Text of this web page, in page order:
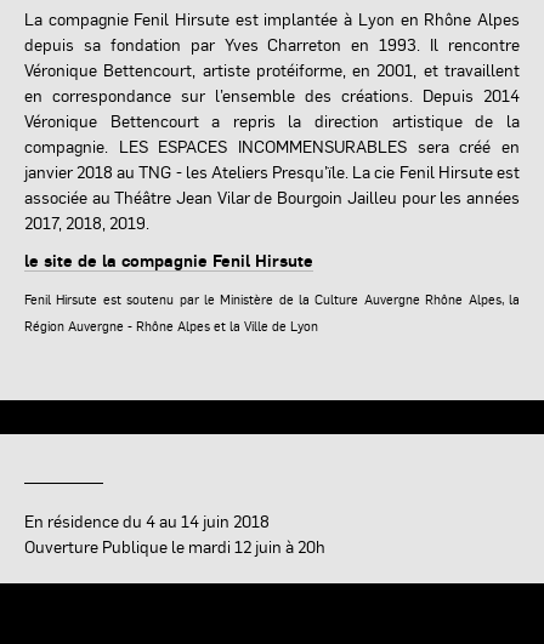
La compagnie Fenil Hirsute est implantée à Lyon en Rhône Alpes
depuis sa fondation par Yves Charreton en 1993. Il rencontre
Véronique Bettencourt, artiste protéiforme, en 2001, et travaillent
en correspondance sur l’ensemble des créations. Depuis 2014
Véronique Bettencourt a repris la direction artistique de la
compagnie. LES ESPACES INCOMMENSURABLES sera créé en
janvier 2018 au TNG - les Ateliers Presqu’ïle. La cie Fenil Hirsute est
associée au Théâtre Jean Vilar de Bourgoin Jailleu pour les années
2017, 2018, 2019.
le site de la compagnie Fenil Hirsute
Fenil Hirsute est soutenu par le Ministère de la Culture Auvergne Rhône Alpes, la
Région Auvergne - Rhône Alpes et la Ville de Lyon
En résidence du 4 au 14 juin 2018
Ouverture Publique le mardi 12 juin à 20h